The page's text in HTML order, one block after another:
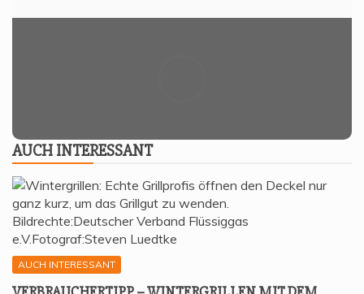
AUCH INTER­ES­SANT
AUCH INTERESSANT